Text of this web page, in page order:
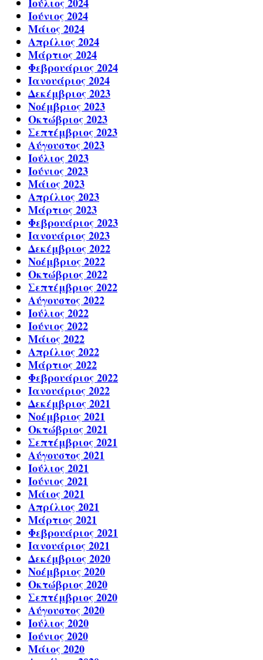
Ιούνιος 2024
Μάιος 2024
Απρίλιος 2024
Μάρτιος 2024
Φεβρουάριος 2024
Ιανουάριος 2024
Δεκέμβριος 2023
Νοέμβριος 2023
Οκτώβριος 2023
Σεπτέμβριος 2023
Αύγουστος 2023
Ιούλιος 2023
Ιούνιος 2023
Μάιος 2023
Απρίλιος 2023
Μάρτιος 2023
Φεβρουάριος 2023
Ιανουάριος 2023
Δεκέμβριος 2022
Νοέμβριος 2022
Οκτώβριος 2022
Σεπτέμβριος 2022
Αύγουστος 2022
Ιούλιος 2022
Ιούνιος 2022
Μάιος 2022
Απρίλιος 2022
Μάρτιος 2022
Φεβρουάριος 2022
Ιανουάριος 2022
Δεκέμβριος 2021
Νοέμβριος 2021
Οκτώβριος 2021
Σεπτέμβριος 2021
Αύγουστος 2021
Ιούλιος 2021
Ιούνιος 2021
Μάιος 2021
Απρίλιος 2021
Μάρτιος 2021
Φεβρουάριος 2021
Ιανουάριος 2021
Δεκέμβριος 2020
Νοέμβριος 2020
Οκτώβριος 2020
Σεπτέμβριος 2020
Αύγουστος 2020
Ιούλιος 2020
Ιούνιος 2020
Μάιος 2020